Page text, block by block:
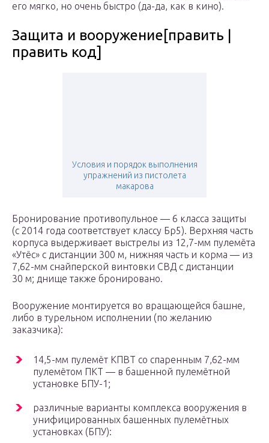
его мягко, но очень быстро (да-да, как в кино).
Защита и вооружение[править |
править код]
Условия и порядок выполнения
упражнений из пистолета
макарова
Бронирование противопульное — 6 класса защиты
(с 2014 года соответствует классу Бр5). Верхняя часть
корпуса выдерживает выстрелы из 12,7-мм пулемёта
«Утёс» с дистанции 300 м, нижняя часть и корма — из
7,62-мм снайперской винтовки СВД с дистанции
30 м; днище также бронировано.
Вооружение монтируется во вращающейся башне,
либо в турельном исполнении (по желанию
заказчика):
14,5-мм пулемёт КПВТ со спаренным 7,62-мм
пулемётом ПКТ — в башенной пулемётной
установке БПУ-1;
различные варианты комплекса вооружения в
унифицированных башенных пулемётных
установках (БПУ):